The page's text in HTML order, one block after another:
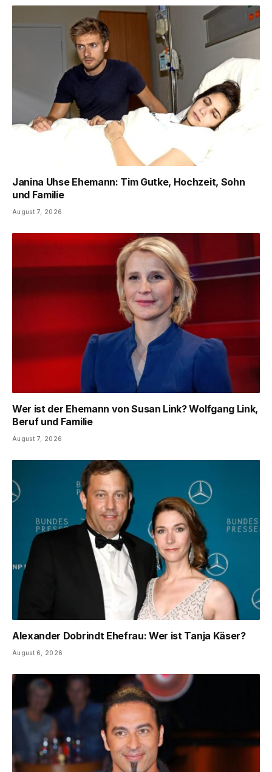
Janina Uhse Ehemann: Tim Gutke, Hochzeit, Sohn
und Familie
August 7, 2026
Wer ist der Ehemann von Susan Link? Wolfgang Link,
Beruf und Familie
August 7, 2026
Alexander Dobrindt Ehefrau: Wer ist Tanja Käser?
August 6, 2026